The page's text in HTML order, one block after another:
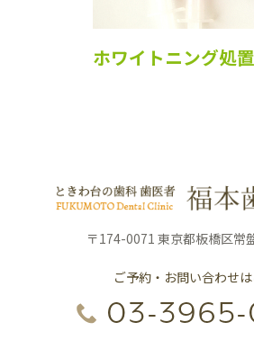
ホワイトニング処置
〒174-0071 東京都板橋区常
ご予約・お問い合わせ